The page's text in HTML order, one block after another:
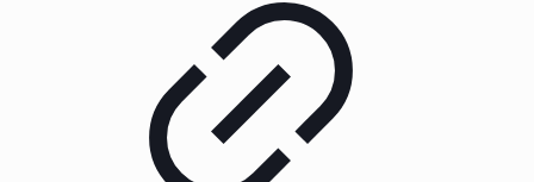
alese
în
pagina
produsului.